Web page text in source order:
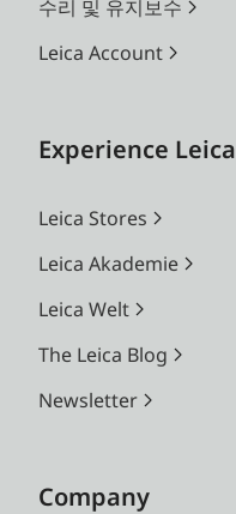
수리 및 유지보수
Leica Account
Experience Leica
Leica Stores
Leica Akademie
Leica Welt
The Leica Blog
Newsletter
Company